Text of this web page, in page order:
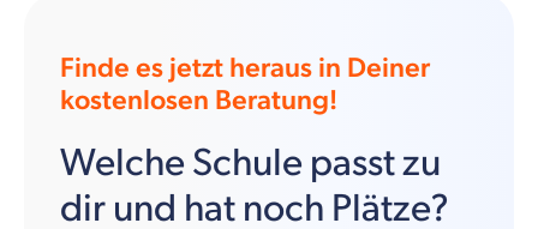
Finde es jetzt heraus in Deiner
kostenlosen Beratung!
Welche Schule passt zu
dir und hat noch Plätze?